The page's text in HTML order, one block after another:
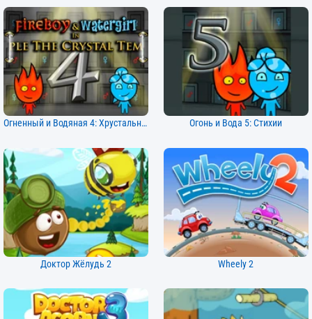
Огненный и Водяная 4: Хрустальный Храм Огонь и Вода 5: Стихии
Доктор Жёлудь 2 Wheely 2